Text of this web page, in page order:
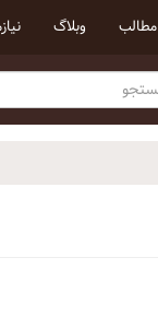
مطالب وبلاگ